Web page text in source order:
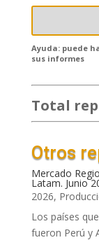
Ayuda: puede
sus informes
Total
Otros
Mercado
Latam. Junio
2026,
Los países
fueron Perú y